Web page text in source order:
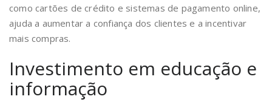
como cartões de crédito e sistemas de pagamento online,
ajuda a aumentar a confiança dos clientes e a incentivar
mais compras.
Investimento em educação e
informação